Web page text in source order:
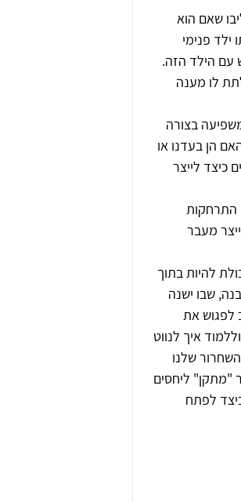
שאם הוא
ילד פנימי
עם הילד הזה.
לו מענה
בצורה
הן בעדנו או
כיצד לייצר
התרחקות
מעבר
להיות בתוך
שבו ישנה
לפגוש את
איך לנווט
שלנו
"מתקן" ליחסים
לפתח